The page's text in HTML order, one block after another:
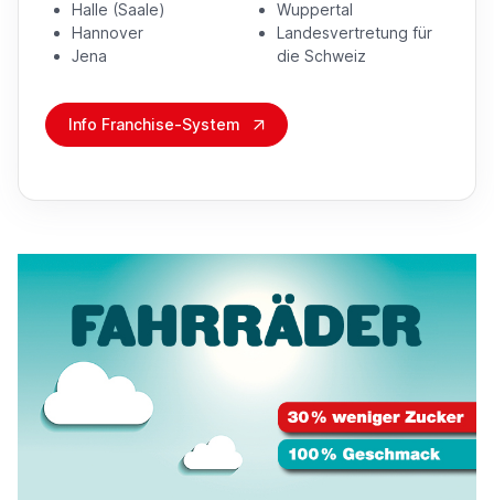
Halle (Saale)
Hannover
Jena
Wuppertal
Landesvertretung für
die Schweiz
Info Franchise-System